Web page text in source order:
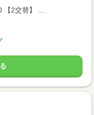
【2交替】 ...